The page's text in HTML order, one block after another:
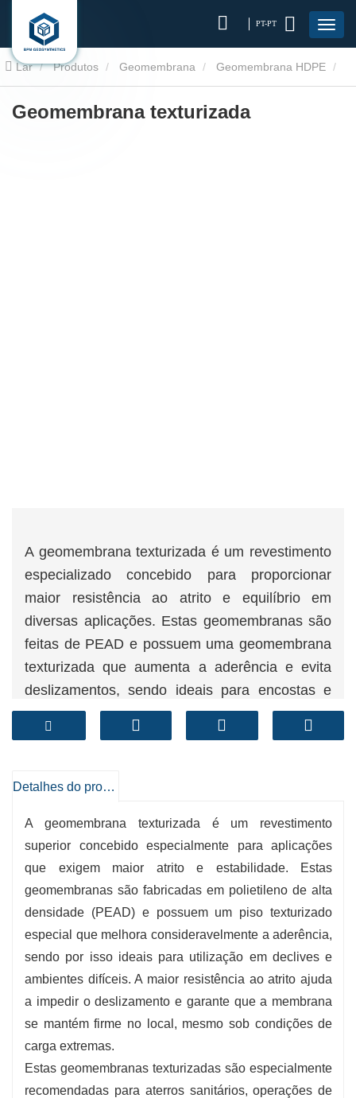
PT-PT
Lar Produtos Geomembrana Geomembrana HDPE
Geomembrana texturizada
Geomembrana texturizada
A geomembrana texturizada é um revestimento
especializado concebido para proporcionar
maior resistência ao atrito e equilíbrio em
diversas aplicações. Estas geomembranas são
feitas de PEAD e possuem uma geomembrana
texturizada que aumenta a aderência e evita
deslizamentos, sendo ideais para encostas e
terrenos acidentados.
declives.
-Estabilidade aprimorada:Muito apropriado
para fins que envolvam o mascaramento ou
aterro do solo, garantindo a integridade
estrutural.
-Melhorando a drenagem:Esta geomembrana
texturada permite uma administração vantajosa
da deriva da água e reduz a pressão estática da
água.
-Aplicação multifuncional: apropriado para
aterros sanitários, projetos de mineração e de
engenharia civil.
Detalhes do produto
A geomembrana texturizada é um revestimento
superior concebido especialmente para aplicações
que exigem maior atrito e estabilidade. Estas
geomembranas são fabricadas em polietileno de alta
densidade (PEAD) e possuem um piso texturizado
especial que melhora consideravelmente a aderência,
sendo por isso ideais para utilização em declives e
ambientes difíceis. A maior resistência ao atrito ajuda
a impedir o deslizamento e garante que a membrana
se mantém firme no local, mesmo sob condições de
carga extremas.
Estas geomembranas texturizadas são especialmente
recomendadas para aterros sanitários, operações de